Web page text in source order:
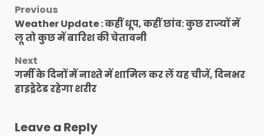
Post
navigation
Previous
Weather Update : कहीं धूप, कहीं छांव: कुछ राज्यों में
लू तो कुछ में बारिश की चेतावनी
Next
गर्मी के दिनों में नाश्ते में शामिल कर लें यह चीजें, दिनभर
हाइड्रेटेड रहेगा शरीर
Leave a Reply